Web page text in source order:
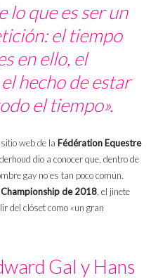
lo que es ser un
el tiempo
en ello, el
hecho de estar
el tiempo».
web de la Fédération Equestre
dio a conocer que, dentro de
gay no es tan poco común.
de 2018, el jinete
del clóset como «un gran
Gal y Hans